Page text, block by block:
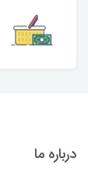
درباره ما